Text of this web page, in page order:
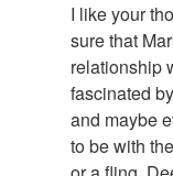
I like your
sure that
relationship
fascinated
and maybe
to be with